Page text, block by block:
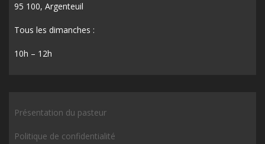
95 100, Argenteuil
Tous les dimanches :
10h – 12h
Présentation du pasteur
Politique de confidentialité